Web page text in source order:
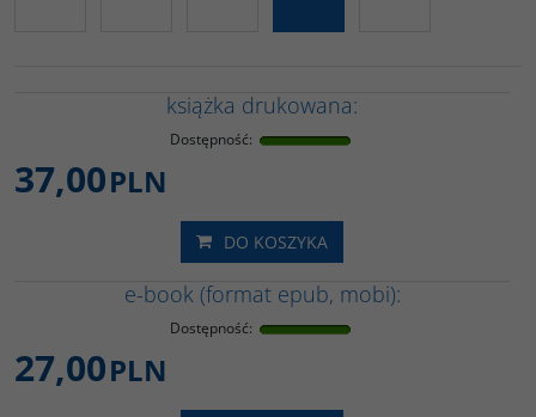
książka drukowana:
Dostępność:
37,00PLN
DO KOSZYKA
e-book (format epub, mobi):
Dostępność:
27,00PLN